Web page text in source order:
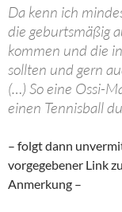
Da kenn ich
die geburtsmäßig
kommen und die
sollten und gern
(…) So eine Ossi-
einen Tennisball
– folgt dann
vorgegebener Link
Anmerkung –